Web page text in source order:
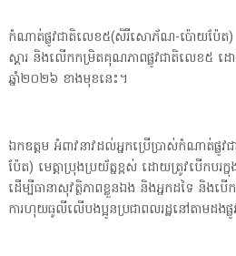
កំណាត់ផ្លូវជាតិលេខ៥(សិរីសោភ័ណ-ប៉ោយប៉ែត
ស្តារ និងលើកកម្រិតគុណភាពផ្លូវជាតិលេខ៥
ឆ្នាំ២០២៦ ខាងមុខនេះ។
ឯកឧត្តម អំពាវនាវដល់អ្នកប្រើប្រាស់កំណាត់
ប៉ែត) មេត្តាប្រុងប្រយ័ត្នខ្ពស់ ដោយត្រូវបើកបរ
ដើម្បីធានាសុវត្ថិភាពខ្លួនឯង និងអ្នកដទៃ និងប
ការហុយធូលីលើបងប្អូនប្រជាពលរដ្ឋនៅតាមដងផ្លូ